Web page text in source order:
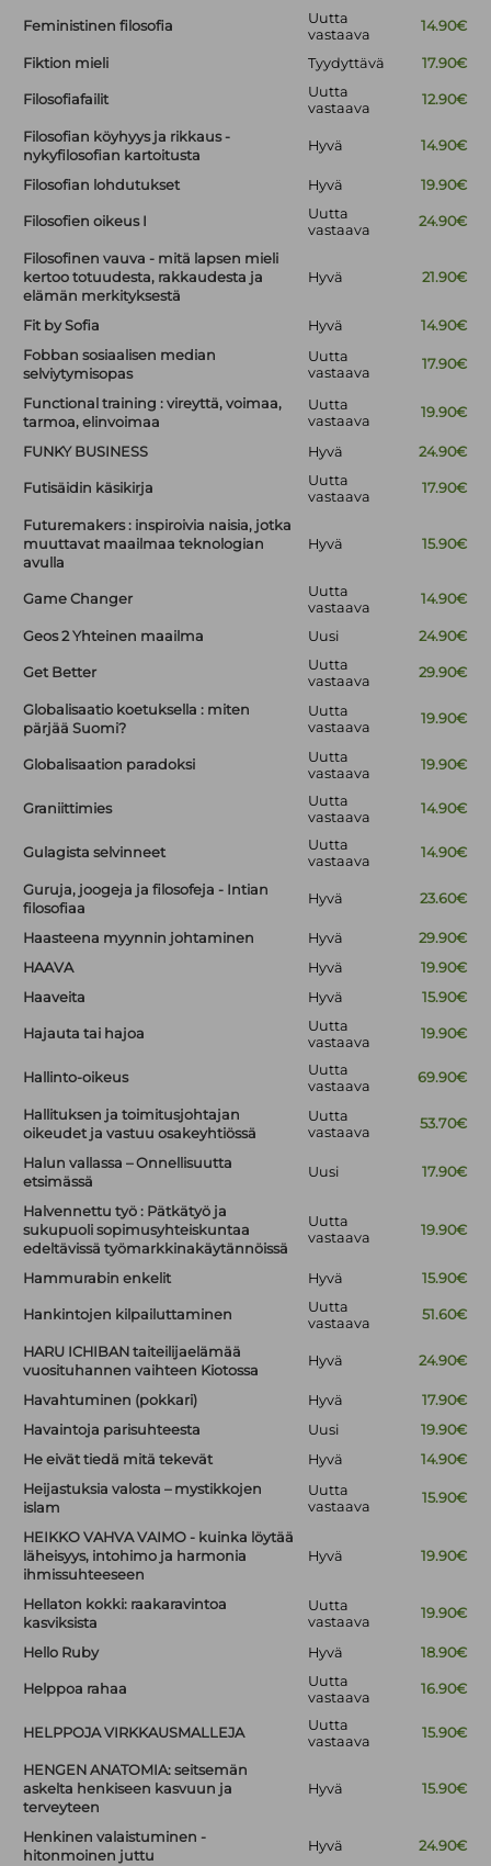
Feministinen filosofia
Uutta
vastaava
14.90€
Fiktion mieli Tyydyttävä 17.90€
Filosofiafailit
Uutta
vastaava
12.90€
Filosofian köyhyys ja rikkaus -
nykyfilosofian kartoitusta
Hyvä 14.90€
Filosofian lohdutukset Hyvä 19.90€
Filosofien oikeus I
Uutta
vastaava
24.90€
Filosofinen vauva - mitä lapsen mieli
kertoo totuudesta, rakkaudesta ja
elämän merkityksestä
Hyvä 21.90€
Fit by Sofia Hyvä
14.90€
Fobban sosiaalisen median
selviytymisopas
Uutta
vastaava
17.90€
Functional training : vireyttä, voimaa,
tarmoa, elinvoimaa
Uutta
vastaava
19.90€
FUNKY BUSINESS Hyvä 24.90€
Futisäidin käsikirja
Uutta
vastaava
17.90€
Futuremakers : inspiroivia naisia, jotka
muuttavat maailmaa teknologian
avulla
Hyvä 15.90€
Game Changer
Uutta
vastaava
14.90€
Geos 2 Yhteinen maailma Uusi 24.90€
Get Better
Uutta
vastaava
29.90€
Globalisaatio koetuksella : miten
pärjää Suomi?
Uutta
vastaava
19.90€
Globalisaation paradoksi
Uutta
vastaava
19.90€
Graniittimies
Uutta
vastaava
14.90€
Gulagista selvinneet
Uutta
vastaava
14.90€
Guruja, joogeja ja filosofeja - Intian
filosofiaa
Hyvä 23.60€
Haasteena myynnin johtaminen Hyvä
29.90€
HAAVA
Hyvä
19.90€
Haaveita
Hyvä 15.90€
Hajauta tai hajoa
Uutta
vastaava
19.90€
Hallinto-oikeus
Uutta
vastaava
69.90€
Hallituksen ja toimitusjohtajan
oikeudet ja vastuu osakeyhtiössä
Uutta
vastaava
53.70€
Halun vallassa – Onnellisuutta
etsimässä
Uusi 17.90€
Halvennettu työ : Pätkätyö ja
sukupuoli sopimusyhteiskuntaa
edeltävissä työmarkkinakäytännöissä
Uutta
vastaava
19.90€
Hammurabin enkelit Hyvä 15.90€
Hankintojen kilpailuttaminen
Uutta
vastaava
51.60€
HARU ICHIBAN taiteilijaelämää
vuosituhannen vaihteen Kiotossa
Hyvä 24.90€
Havahtuminen (pokkari) Hyvä
17.90€
Havaintoja parisuhteesta
Uusi
19.90€
He eivät tiedä mitä tekevät
Hyvä
14.90€
Heijastuksia valosta – mystikkojen
islam
Uutta
vastaava
15.90€
HEIKKO VAHVA VAIMO - kuinka löytää
läheisyys, intohimo ja harmonia
ihmissuhteeseen
Hyvä 19.90€
Hellaton kokki: raakaravintoa
kasviksista
Uutta
vastaava
19.90€
Hello Ruby Hyvä 18.90€
Helppoa rahaa
Uutta
vastaava
16.90€
HELPPOJA VIRKKAUSMALLEJA
Uutta
vastaava
15.90€
HENGEN ANATOMIA: seitsemän
askelta henkiseen kasvuun ja
terveyteen
Hyvä 15.90€
Henkinen valaistuminen -
hitonmoinen juttu
Hyvä 24.90€